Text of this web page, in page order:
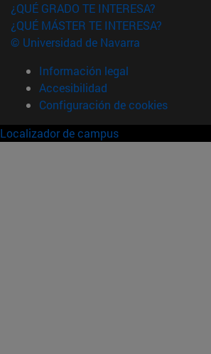
¿QUÉ GRADO TE INTERESA?
¿QUÉ MÁSTER TE INTERESA?
© Universidad de Navarra
Información legal
Accesibilidad
Configuración de cookies
Localizador de campus